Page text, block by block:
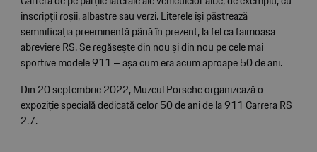
inscripții roșii, albastre sau verzi. Literele își păstrează
semnificația preeminentă până în prezent, la fel ca faimoasa
abreviere RS. Se regăsește din nou și din nou pe cele mai
sportive modele 911 – așa cum era acum aproape 50 de ani.
Din 20 septembrie 2022, Muzeul Porsche organizează o
expoziție specială dedicată celor 50 de ani de la 911 Carrera RS
2.7.